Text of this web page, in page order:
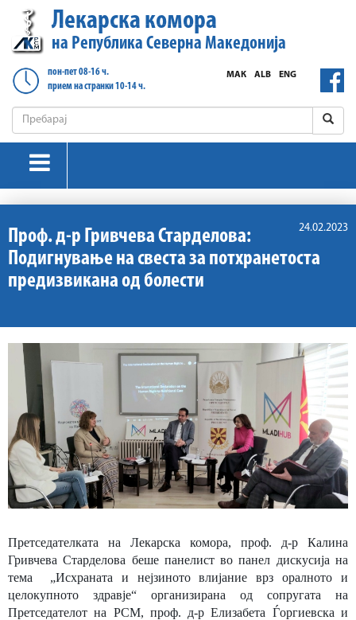
Лекарска комора
на Република Северна Македонија
пон-пет 08-16 ч.
прием на странки 10-14 ч.
ENG
ALB
МАК
24.02.2023
Проф. д-р Гривчева Старделова:
Подигнување на свеста за потхранетоста
предизвикана од болести
Претседателката на Лекарска комора, проф. д-р Калина
Гривчева Старделова беше панелист во панел дискусија на
тема „Исхраната и нејзиното влијание врз оралното и
целокупното здравје“ организирана од сопругата на
Претседателот на РСМ, проф. д-р Елизабета Ѓоргиевска и